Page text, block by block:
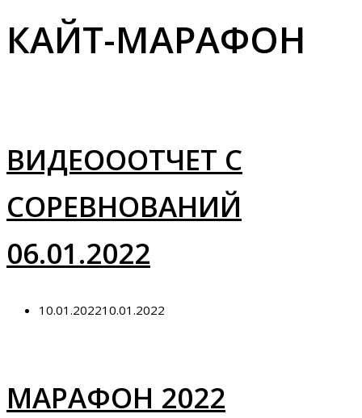
КАЙТ-МАРАФОН
ВИДЕОООТЧЕТ С
СОРЕВНОВАНИЙ
06.01.2022
10.01.202210.01.2022
МАРАФОН 2022